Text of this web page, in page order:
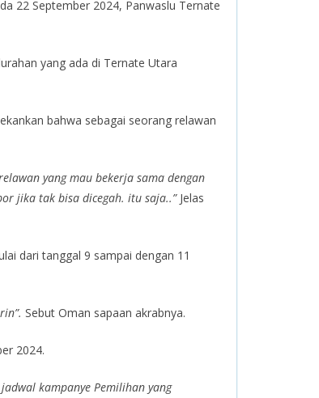
22 September 2024, Panwaslu Ternate
yang ada di Ternate Utara
bahwa sebagai seorang relawan
yang mau bekerja sama dengan
jika tak bisa dicegah. itu saja..”Jelas
dari tanggal 9 sampai dengan 11
Sebut Oman sapaan akrabnya.
2024.
kampanye Pemilihan yang